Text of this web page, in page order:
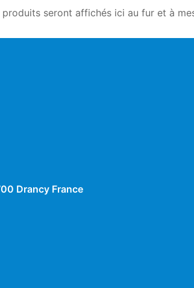
seront affichés ici au fur et à
Drancy France